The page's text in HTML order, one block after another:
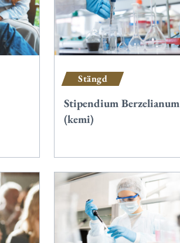
Stängd
Stipendium Berzelianum
(kemi)